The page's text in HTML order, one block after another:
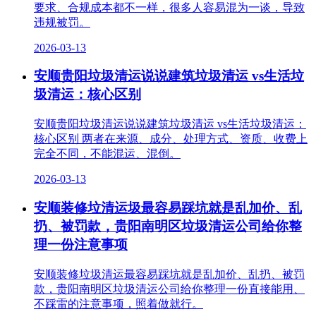
要求、合规成本都不一样，很多人容易混为一谈，导致
违规被罚。
2026-03-13
安顺贵阳垃圾清运说说建筑垃圾清运 vs生活垃
圾清运：核心区别
安顺贵阳垃圾清运说说建筑垃圾清运 vs生活垃圾清运：
核心区别 两者在来源、成分、处理方式、资质、收费上
完全不同，不能混运、混倒。
2026-03-13
安顺装修垃清运圾最容易踩坑就是乱加价、乱
扔、被罚款，贵阳南明区垃圾清运公司给你整
理一份注意事项
安顺装修垃圾清运最容易踩坑就是乱加价、乱扔、被罚
款，贵阳南明区垃圾清运公司给你整理一份直接能用、
不踩雷的注意事项，照着做就行。